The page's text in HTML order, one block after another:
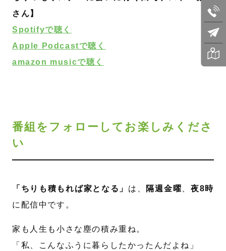
さん】
Spotifyで聴く
Apple Podcastで聴く
amazon musicで聴く
番組をフォローしてお楽しみくださ
い
「ちりも積もれば家となる」 は、 隔週金曜
夜8時
に配信中です。
家も人生も小さな塵の積み重ね。
「私、こんなふうに暮らしたかったんだよね」